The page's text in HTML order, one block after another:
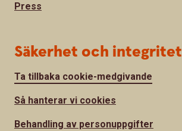
Press
Säkerhet och integritet
Ta tillbaka cookie-medgivande
Så hanterar vi cookies
Behandling av personuppgifter